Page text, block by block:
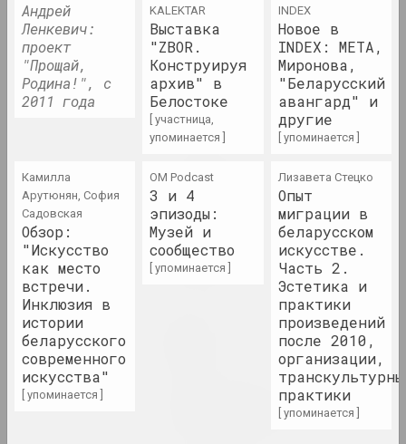
Чистое искусство
2023. выставка
ART FESTIVAL 2023
2023. фестиваль
Broń i chroń
2023–2024. персональная выставка, выставка
Андрей Логинов
Charomushki Odyssey
2023. выставка
Анастасия Рыдлевская
2023. персональная выставка
𝖭̶𝖨̶𝖢̶𝖧̶𝖳̶ UNSER KRIEG
2023. масштабная выставка, выставка, зарубежное событие, групповой проект
Андрей
Ленкевич:
проект
"Прощай,
Родина!", с
2011 года
KALEKTAR
Выставка
"ZBOR.
Конструируя
архив" в
Белостоке
[ участница,
упоминается ]
INDEX
Новое в
INDEX: МЕТА,
Миронова,
"Беларусский
авангард" и
другие
[ упоминается ]
Камилла
Арутюнян, София
Садовская
Обзор:
"Искусство
как место
встречи.
Инклюзия в
истории
беларусского
современного
искусства"
[ упоминается ]
OM Podcast
3 и 4
эпизоды:
Музей и
сообщество
[ упоминается ]
Лизавета Стецко
Опыт
миграции в
беларусском
искусстве.
Часть 2.
Эстетика и
практики
произведений
после 2010,
организации,
практики
[ упоминается ]